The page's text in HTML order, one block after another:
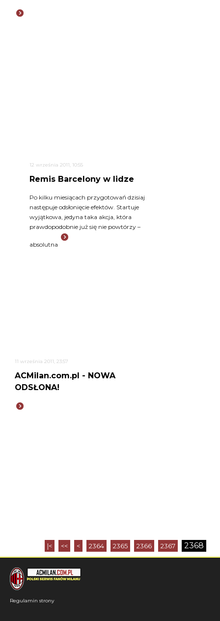
12 września 2011, 10:55
Remis Barcelony w lidze
Po kilku miesiącach przygotowań dzisiaj
następuje odsłonięcie efektów. Startuje
wyjątkowa, jedyna taka akcja, która
prawdopodobnie już się nie powtórzy –
absolutna
11 września 2011, 23:57
ACMilan.com.pl - NOWA
ODSŁONA!
|< << < 2364 2365 2366 2367 2368
Regulamin strony